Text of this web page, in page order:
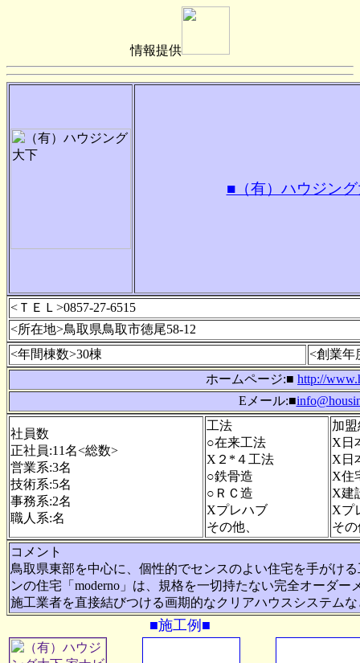
情報提供
■（有）ハウジン
<ＴＥＬ>0857-27-6515
<所在地>鳥取県鳥取市徳尾58-12
<年間棟数>30棟
<創業年
ホームページ:■ http://
Eメール:■
社員数
正社員:11名<総数>
営業系:3名
技術系:5名
事務系:2名
職人系:名
工法
○在来工法
X２*４工法
○鉄骨造
○ＲＣ造
Xプレハブ
その他、
加
X日
X日
X住
X建
Xプ
そ
コメント
鳥取県東部を中心に、個性的でセンスのよい住宅を手がけ
ンの住宅「moderno」は、規格を一切持たない完全オーダ
施工業者を直接結びつける画期的なクリアハウスシステム
■施工例■